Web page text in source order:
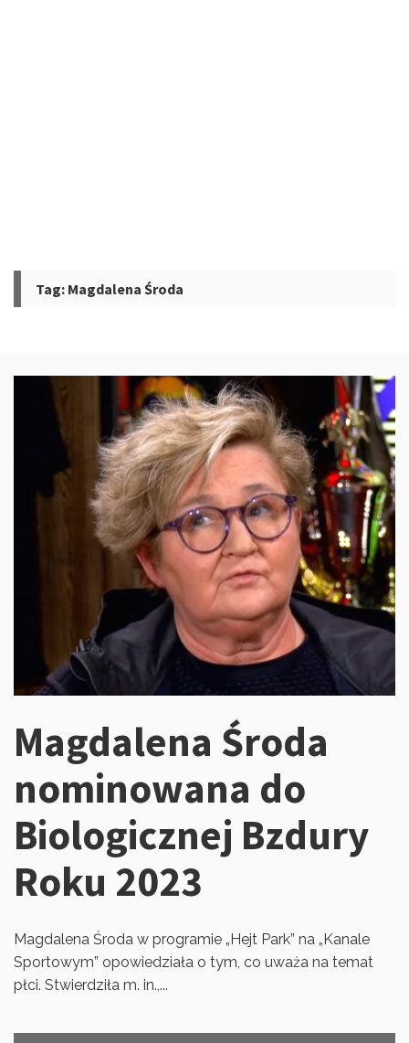
Tag: Magdalena Środa
Magdalena Środa
nominowana do
Biologicznej Bzdury
Roku 2023
Magdalena Środa w programie „Hejt Park” na „Kanale
Sportowym” opowiedziała o tym, co uważa na temat
płci. Stwierdziła m. in.,...